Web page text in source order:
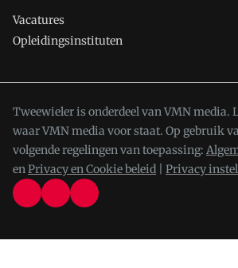
Vacatures
Opleidingsinstituten
Tweewieler is onderdeel van VMN media.
waar VMN media voor staat. Op gebruik
volgende regelingen van toepassing:
enPrivacy en Cookie beleid Privacy